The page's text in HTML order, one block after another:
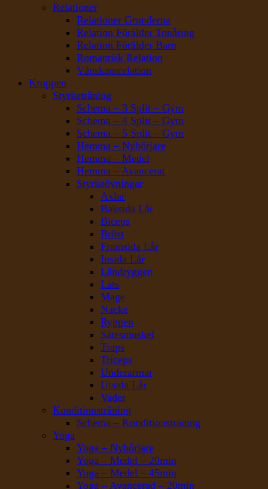
Relationer
Relationer Grunderna
Relation Förälder Tonåring
Relation Förälder Barn
Romantisk Relation
Vänskapsrelation
Kroppen
Styrketräning
Schema – 3 Split – Gym
Schema – 4 Split – Gym
Schema – 5 Split – Gym
Hemma – Nybörjare
Hemma – Medel
Hemma – Avancerat
Styrkeövningar
Axlar
Baksida Lår
Biceps
Bröst
Framsida Lår
Insida Lår
Ländryggen
Lats
Mage
Nacke
Ryggen
Sätesmuskel
Traps
Triceps
Underarmar
Utsida Lår
Vader
Konditionsträning
Schema – Konditionsträning
Yoga
Yoga – Nybörjare
Yoga – Medel – 20min
Yoga – Medel – 45min
Yoga – Avancerad – 20min